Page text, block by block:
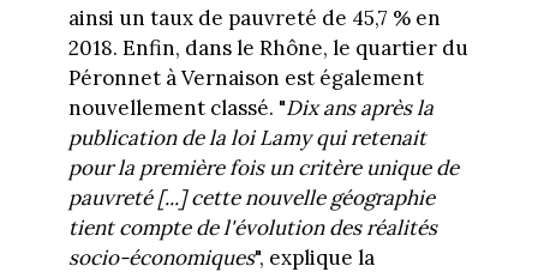
ainsi un taux de pauvreté de 45,7 % en
2018. Enfin, dans le Rhône, le quartier du
Péronnet à Vernaison est également
nouvellement classé. "Dix ans après la
publication de la loi Lamy qui retenait
pour la première fois un critère unique de
pauvreté [...] cette nouvelle géographie
tient compte de l'évolution des réalités
socio-économiques", explique la